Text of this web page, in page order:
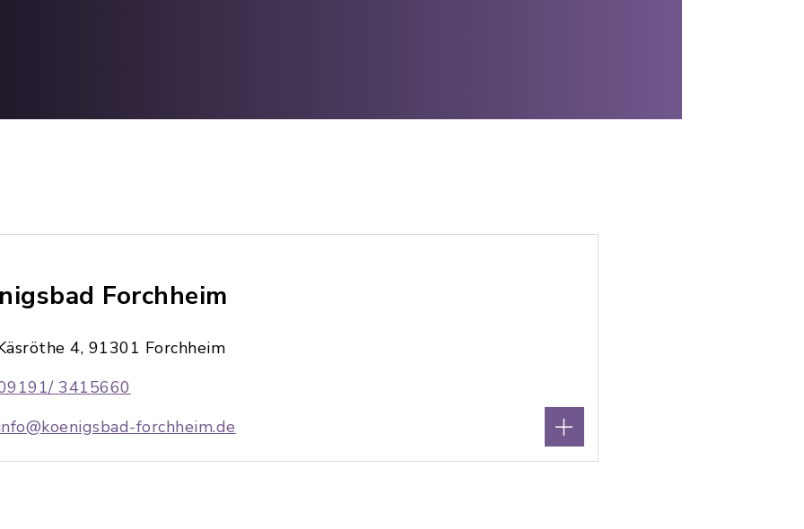
Forchheim
4, 91301 Forchheim
3415660
forchheim.de